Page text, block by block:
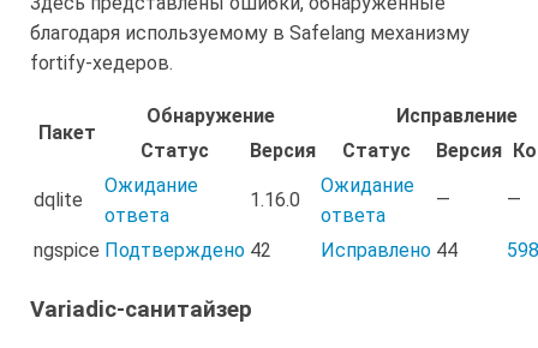
благодаря используемому в Safelang механизму
fortify-хедеров.
Пакет
Обнаружение
Исправление
Статус
Версия Статус Версия
dqlite
Ожидание
ответа
1.16.0
Ожидание
ответа
— —
ngspice Подтверждено 42 Исправлено 44
Variadic-санитайзер